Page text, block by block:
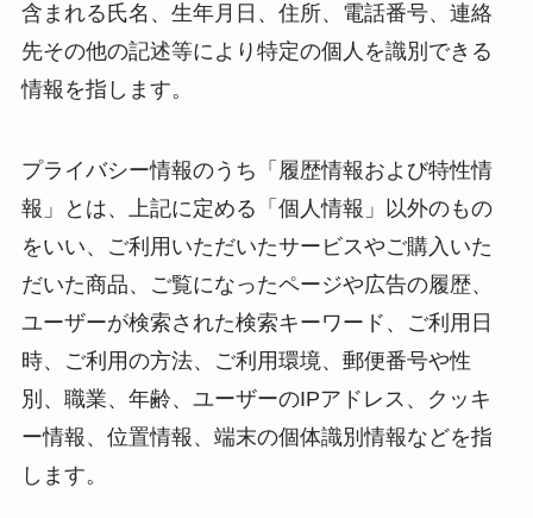
含まれる氏名、生年月日、住所、電話番号、連絡
先その他の記述等により特定の個人を識別できる
情報を指します。
プライバシー情報のうち「履歴情報および特性情
報」とは、上記に定める「個人情報」以外のもの
をいい、ご利用いただいたサービスやご購入いた
だいた商品、ご覧になったページや広告の履歴、
ユーザーが検索された検索キーワード、ご利用日
時、ご利用の方法、ご利用環境、郵便番号や性
別、職業、年齢、ユーザーのIPアドレス、クッキ
ー情報、位置情報、端末の個体識別情報などを指
します。